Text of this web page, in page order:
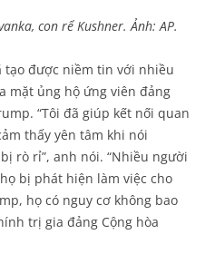
con rể Kushner. Ảnh: AP.
tạo được niềm tin với nhiều
mặt ủng hộ ứng viên đảng
“Tôi đã giúp kết nối quan
thấy yên tâm khi nói
rò rỉ”, anh nói. “Nhiều người
bị phát hiện làm việc cho
họ có nguy cơ không bao
trị gia đảng Cộng hòa